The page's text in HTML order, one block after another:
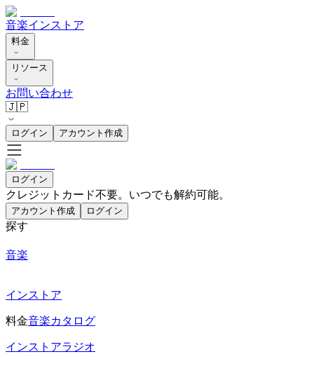
音楽インストア
料金
リソース
お問い合わせ
🇯🇵
ログイン アカウント作成
ログイン
クレジットカード不要。いつでも解約可能。
アカウント作成 ログイン
探す
音楽
インストア
料金音楽カタログ
インストアラジオ